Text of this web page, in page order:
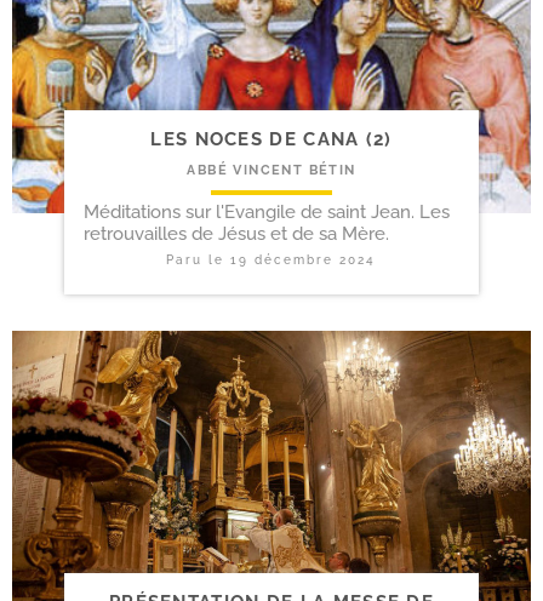
LES NOCES DE CANA (2)
ABBÉ VINCENT BÉTIN
Méditations sur l'Evangile de saint Jean. Les
retrouvailles de Jésus et de sa Mère.
Paru le19 décembre 2024